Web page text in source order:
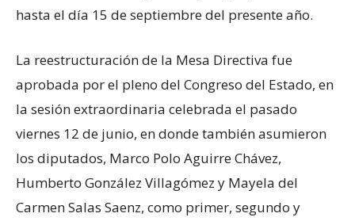
hasta el día 15 de septiembre del presente año.
La reestructuración de la Mesa Directiva fue
aprobada por el pleno del Congreso del Estado, en
la sesión extraordinaria celebrada el pasado
viernes 12 de junio, en donde también asumieron
los diputados, Marco Polo Aguirre Chávez,
Humberto González Villagómez y Mayela del
Carmen Salas Saenz, como primer, segundo y